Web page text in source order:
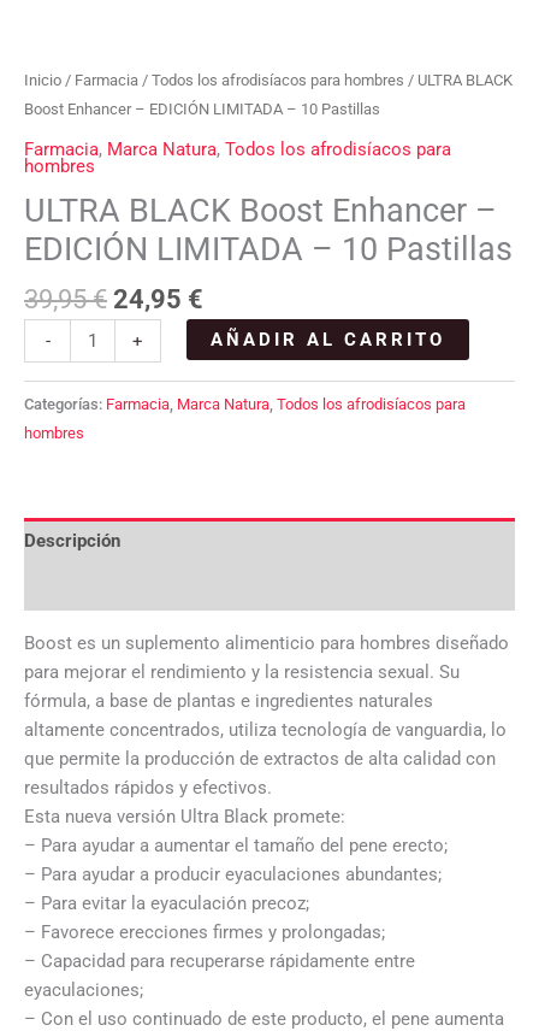
Inicio / Farmacia / Todos los afrodisíacos para hombres / ULTRA BLACK
Boost Enhancer – EDICIÓN LIMITADA – 10 Pastillas
Farmacia, Marca Natura, Todos los afrodisíacos para
hombres
ULTRA BLACK Boost Enhancer –
EDICIÓN LIMITADA – 10 Pastillas
39,95€ 24,95 €
- + AÑADIR AL CARRITO
Categorías: Farmacia Marca Natura Todos los afrodisíacos para
hombres
Descripción
Boost es un suplemento alimenticio para hombres diseñado
para mejorar el rendimiento y la resistencia sexual. Su
fórmula, a base de plantas e ingredientes naturales
altamente concentrados, utiliza tecnología de vanguardia, lo
que permite la producción de extractos de alta calidad con
resultados rápidos y efectivos.
Esta nueva versión Ultra Black promete:
– Para ayudar a aumentar el tamaño del pene erecto;
– Para ayudar a producir eyaculaciones abundantes;
– Para evitar la eyaculación precoz;
– Favorece erecciones firmes y prolongadas;
– Capacidad para recuperarse rápidamente entre
eyaculaciones;
– Con el uso continuado de este producto, el pene aumenta